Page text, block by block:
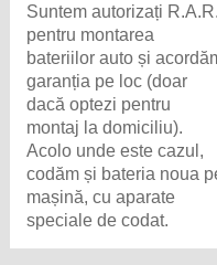
Suntem autorizați R.A.R.
pentru montarea
bateriilor auto și
garanția pe loc (doar
dacă optezi pentru
montaj la domiciliu).
Acolo unde este cazul,
codăm și bateria noua
mașină, cu aparate
speciale de codat.